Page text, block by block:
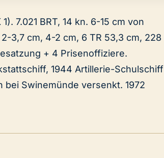
7.021 BRT, 14 kn. 6-15 cm von
3,7 cm, 4-2 cm, 6 TR 53,3 cm, 228
+ 4 Prisenoffiziere.
1944 Artillerie-Schulschiff
bei Swinemünde versenkt. 1972